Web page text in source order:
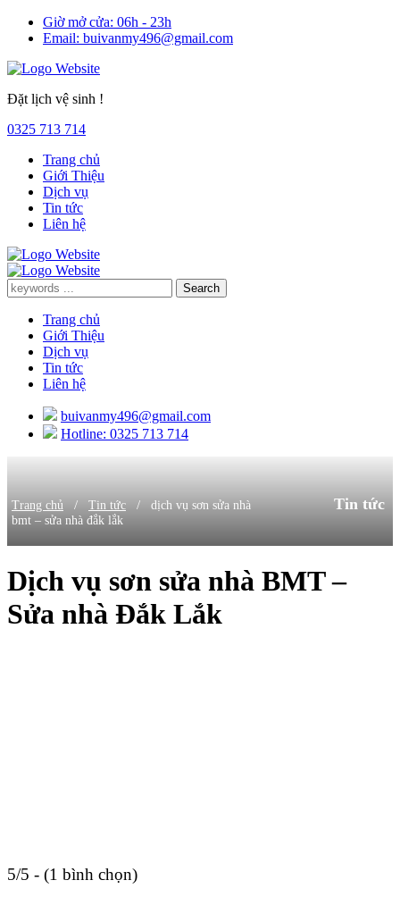
Giờ mở cửa: 06h - 23h
Email: buivanmy496@gmail.com
Đặt lịch vệ sinh !
0325 713 714
Trang chủ
Giới Thiệu
Dịch vụ
Tin tức
Liên hệ
Trang chủ
Giới Thiệu
Dịch vụ
Tin tức
Liên hệ
buivanmy496@gmail.com
Hotline: 0325 713 714
Trang chủ / Tin tức / dịch vụ sơn sửa nhà
bmt – sửa nhà đắk lắk
Tin tức
Dịch vụ sơn sửa nhà BMT –
Sửa nhà Đắk Lắk
5/5 - (1 bình chọn)